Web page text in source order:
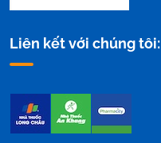
Liên kết với chúng tôi: